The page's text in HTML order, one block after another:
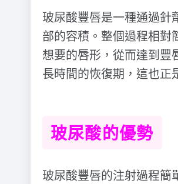
玻尿酸豐唇是一種通過
部的容積。整個過程相對
想要的唇形，從而達到豐
長時間的恢復期，這也正
玻尿酸的優勢
玻尿酸豐唇的注射過程簡